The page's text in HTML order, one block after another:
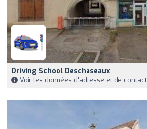
Driving School Deschaseaux
Voir les données d'adresse et de contact